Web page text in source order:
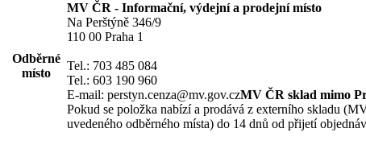
Odběrné
místo
MV ČR - Informační, výdejní a prodejní místo
Na Perštýně 346/9
110 00 Praha 1
Tel.: 703 485 084
Tel.: 603 190 960
E-mail: perstyn.cenza@mv.gov.czMV ČR sklad mimo
Pokud se položka nabízí a prodává z externího skladu
uvedeného odběrného místa) do 14 dnů od přijetí